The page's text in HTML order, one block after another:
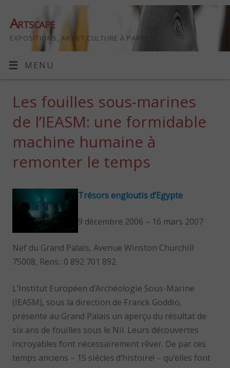
Artscape
EXPOSITIONS, ART ET CULTURE À PARIS
MENU
Les fouilles sous-marines
de l’IEASM: une formidable
machine humaine à
remonter le temps
Trésors engloutis d’Egypte
9 décembre 2006 – 16 mars 2007
Nef du Grand Palais, Avenue Winston Churchill
75008, Rens.: 0 892 701 892
L’Institut Européen d’Archéologie Sous-Marine
(IEASM), sous la direction de Franck Goddio,
présente au Grand Palais un aperçu du résultat de
six ans de fouilles sous le Nil. Leurs découvertes
incroyables font nécessairement rêver. De par ces
temps anciens – 15 siècles d’histoire! – qu’elles font